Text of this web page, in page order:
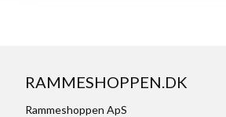
RAMMESHOPPEN.DK
Rammeshoppen ApS